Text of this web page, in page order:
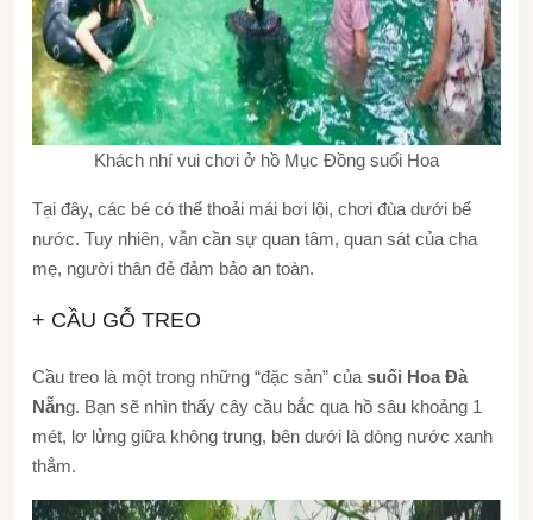
Khách nhí vui chơi ở hồ Mục Đồng suối Hoa
Tại đây, các bé có thể thoải mái bơi lội, chơi đùa dưới bể
nước. Tuy nhiên, vẫn cần sự quan tâm, quan sát của cha
mẹ, người thân đẻ đảm bảo an toàn.
+ CẦU GỖ TREO
Cầu treo là một trong những “đặc sản” của suối Hoa Đà
Nẵng. Bạn sẽ nhìn thấy cây cầu bắc qua hồ sâu khoảng 1
mét, lơ lửng giữa không trung, bên dưới là dòng nước xanh
thẳm.